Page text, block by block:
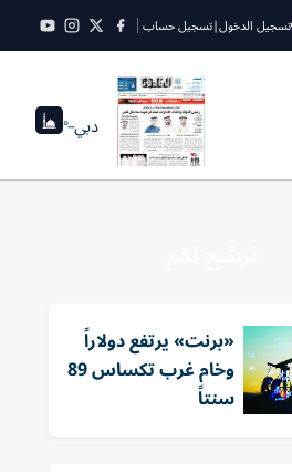
تسجيل الدخول|تسجيل حساب
دبي--°
«برنت» يرتفع دولاراً
وخام ​غرب تكساس 89
سنتاً